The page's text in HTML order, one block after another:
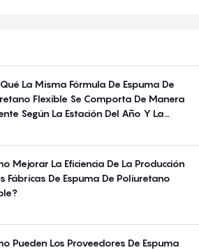
La Misma Fórmula De Espuma De
Flexible Se Comporta De Manera
Según La Estación Del Año Y La
Mejorar La Eficiencia De La Producción
Fábricas De Espuma De Poliuretano
Pueden Los Proveedores De Espuma